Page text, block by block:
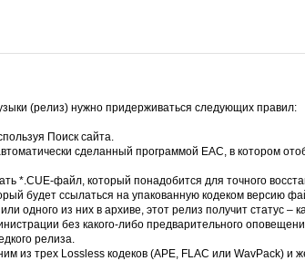
(релиз) нужно придерживаться следующих правил:
Поиск сайта.
сделанный программой ЕАС, в котором
*.CUE-файл, который понадобится для точного
будет ссылаться на упакованную кодеком версию
одного из них в архиве, этот релиз получит статус –
без какого-либо предварительного
релиза.
из трех Lossless кодеков (APE, FLAC или WavPack) и